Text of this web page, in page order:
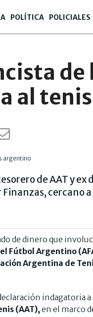
POLÍTICA POLICIALES
de
al
de AAT y
cercano
de dinero que
Fútbol Argentino
Argentina de
indagatoria a
(AAT), en el marco